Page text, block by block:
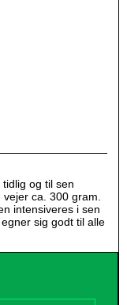
og til sen
ca. 300 gram.
intensiveres i sen
sig godt til alle